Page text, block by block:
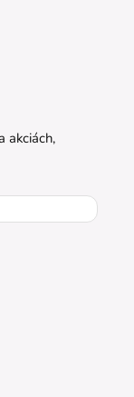
akciách,